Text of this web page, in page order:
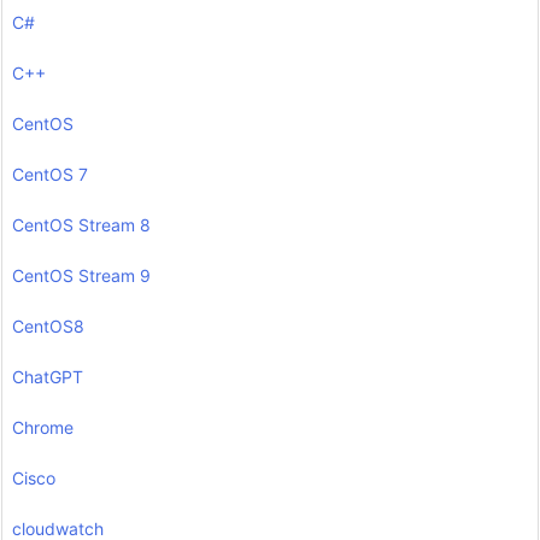
C#
C++
CentOS
CentOS 7
CentOS Stream 8
CentOS Stream 9
CentOS8
ChatGPT
Chrome
Cisco
cloudwatch